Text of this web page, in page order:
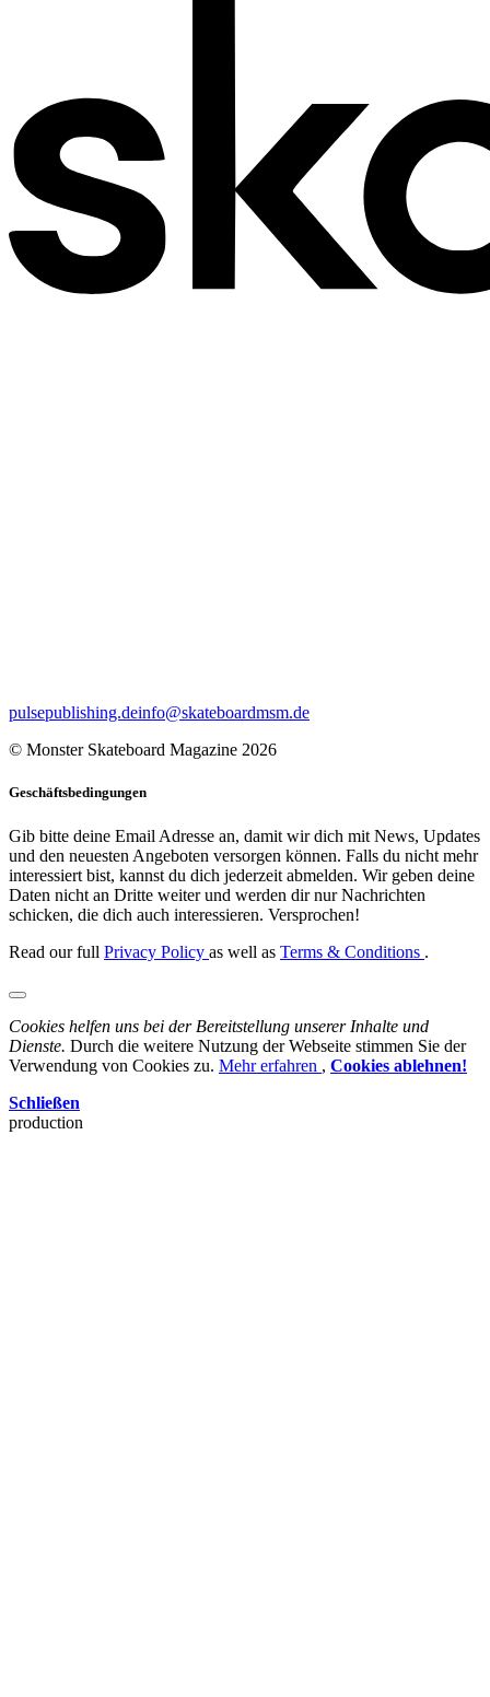
pulsepublishing.deinfo@skateboardmsm.de
© Monster Skateboard Magazine 2026
Geschäftsbedingungen
Gib bitte deine Email Adresse an, damit wir dich mit News, Updates
und den neuesten Angeboten versorgen können. Falls du nicht mehr
interessiert bist, kannst du dich jederzeit abmelden. Wir geben deine
Daten nicht an Dritte weiter und werden dir nur Nachrichten
schicken, die dich auch interessieren. Versprochen!
Read our full Privacy Policy as well as Terms & Conditions .
Cookies helfen uns bei der Bereitstellung unserer Inhalte und
Dienste. Durch die weitere Nutzung der Webseite stimmen Sie der
Verwendung von Cookies zu. Mehr erfahren , Cookies ablehnen!
Schließen
production